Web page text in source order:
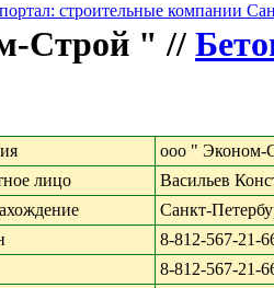
строительные компании
Строй " //
ооо " Эконом-
лицо
Васильев
Санкт-
8-812-567-21-
8-812-567-21-